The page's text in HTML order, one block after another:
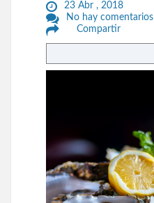
23 Abr , 2018
No hay comentarios
Compartir